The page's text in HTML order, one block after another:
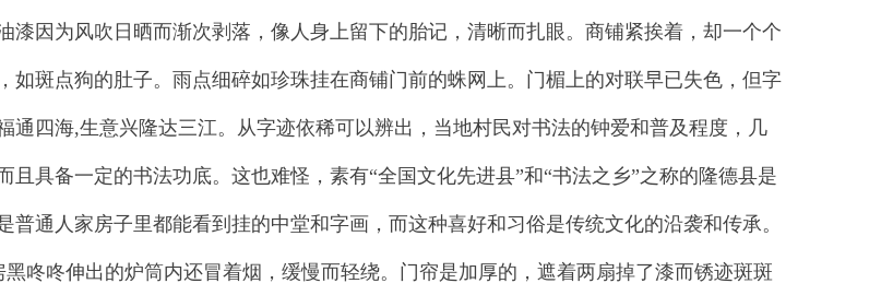
漆因为风吹日晒而渐次剥落，像人身上留下的胎记，清晰而扎眼。商铺紧挨着，却一个个
如斑点狗的肚子。雨点细碎如珍珠挂在商铺门前的蛛网上。门楣上的对联早已失色，但字
通四海,生意兴隆达三江。从字迹依稀可以辨出，当地村民对书法的钟爱和普及程度，几
且具备一定的书法功底。这也难怪，素有“全国文化先进县”和“书法之乡”之称的隆德县是
普通人家房子里都能看到挂的中堂和字画，而这种喜好和习俗是传统文化的沿袭和传承。
咚咚伸出的炉筒内还冒着烟，缓慢而轻绕。门帘是加厚的，遮着两扇掉了漆而锈迹斑斑